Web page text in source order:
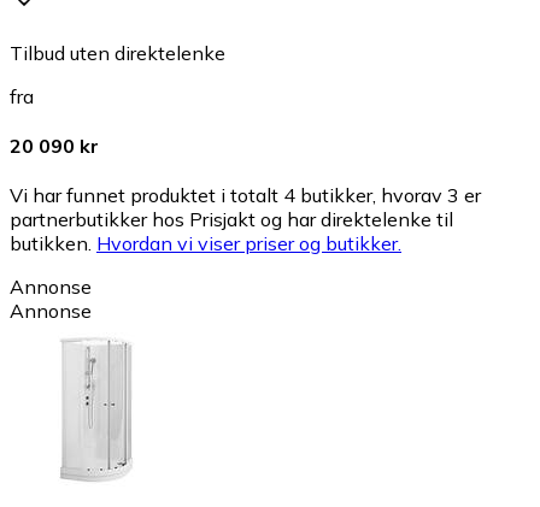
Tilbud uten direktelenke
fra
20 090 kr
Vi har funnet produktet i totalt 4 butikker, hvorav 3 er
partnerbutikker hos Prisjakt og har direktelenke til
butikken. Hvordan vi viser priser og butikker.
Annonse
Annonse